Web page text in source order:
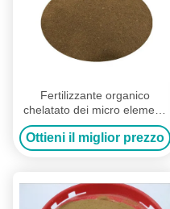
Fertilizzante organico
chelatato dei micro elementi
per l'applicazione di kiwi della
banana del mango
Ottieni il miglior prezzo